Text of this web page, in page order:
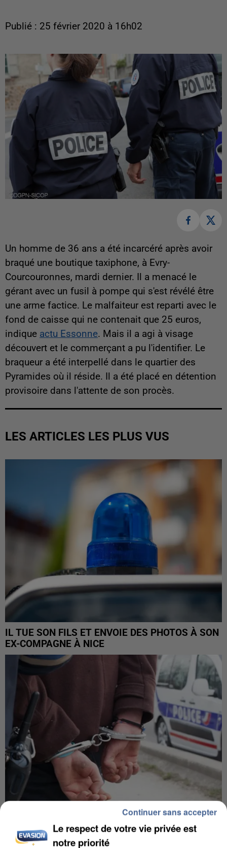
Publié : 25 février 2020 à 16h02
Un homme de 36 ans a été incarcéré après avoir
braqué une boutique taxiphone, à Evry-
Courcouronnes, mardi dernier. Il a menacé le
gérant avec un fusil à pompe qui s'est révélé être
une arme factice. Le malfaiteur est reparti avec le
fond de caisse qui ne contenait que 25 euros,
indique actu Essonne. Mais il a agi à visage
découvert et le commerçant a pu l'identifier. Le
braqueur a été interpellé dans le quartier des
Pyramides où il réside. Il a été placé en détention
provisoire dans l'attente de son procès.
LES ARTICLES LES PLUS VUS
IL TUE SON FILS ET ENVOIE DES PHOTOS À SON
EX-COMPAGNE À NICE
L’UN DES FONDATEURS SUPPOSÉS DE LA DZ
MAFIA INTERPELLÉ EN ALGÉRIE
Le respect de votre vie privée est
notre priorité
Continuer sans accepter